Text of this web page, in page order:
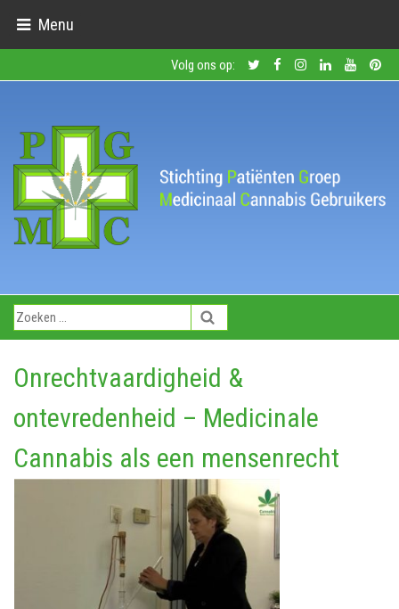
Menu
Volg ons op:
Onrechtvaardigheid &
ontevredenheid – Medicinale
Cannabis als een mensenrecht